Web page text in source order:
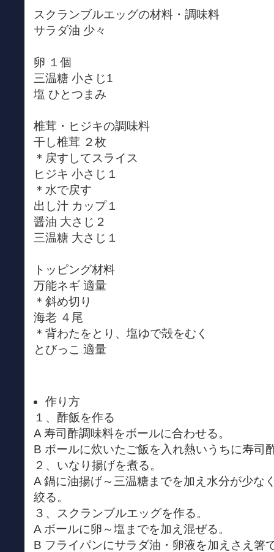
スクランブルエッグの材料・調味料
サラダ油 少々
卵 １個
三温糖 小さじ1
塩 ひとつまみ
椎茸・ヒジキの調味料
干し椎茸 ２枚
＊戻すしてスライス
ヒジキ 小さじ１
＊水で戻す
出し汁 カップ１
醤油 大さじ２
三温糖 大さじ１
トッピング材料
万能ネギ 適量
＊斜め切り
海老 ４尾
＊背わたをとり、塩ゆで殻をむく
とびっこ 適量
作り方
１、酢飯を作る
A 寿司酢調味料をボールに合わせる。
B ボールに炊いたご飯を入れ熱いうちに寿司
２、いなり揚げを煮る。
A 鍋に油揚げ～三温糖までを加え水分が少な
絞る。
３、スクランブルエッグを作る。
A ボールに卵～塩までを加え混ぜる。
B フライパンにサラダ油・卵液を加えさえ箸